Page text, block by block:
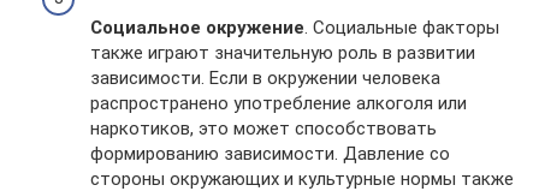
Социальное окружение . Социальные факторы
также играют значительную роль в развитии
зависимости. Если в окружении человека
распространено употребление алкоголя или
наркотиков, это может способствовать
формированию зависимости. Давление со
стороны окружающих и культурные нормы также